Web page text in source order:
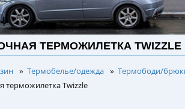
ТЕРМОЖИЛЕТКА TWIZZLE
» Термобелье/одежда » Термободи/
терможилетка Twizzle